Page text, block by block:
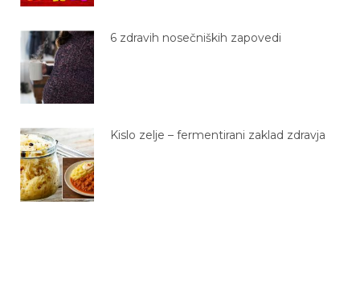
6 zdravih nosečniških zapovedi
Kislo zelje – fermentirani zaklad zdravja